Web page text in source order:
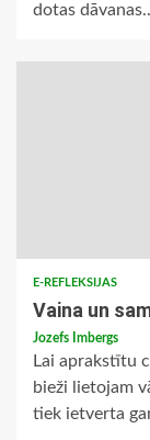
dotas
E-REFLEKSIJAS
Vaina un
Jozefs Imbergs
Lai aprakstītu
bieži lietojam
tiek ietverta